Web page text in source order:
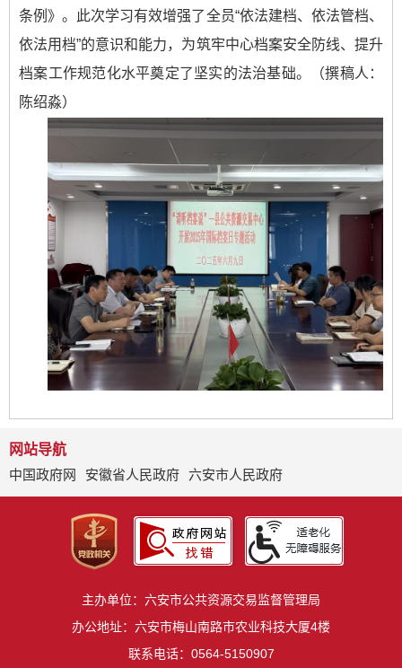
条例》。此次学习有效增强了全员“依法建档、依法管档、
依法用档”的意识和能力，为筑牢中心档案安全防线、提升
档案工作规范化水平奠定了坚实的法治基础。（撰稿人：
陈绍淼）
网站导航
中国政府网
安徽省人民政府 六安市人民政府
主办单位：六安市公共资源交易监督管理局
办公地址：六安市梅山南路市农业科技大厦4楼
联系电话：0564-5150907